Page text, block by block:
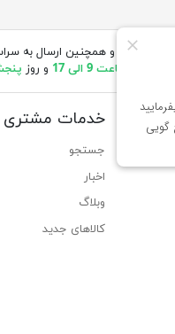
میباشد و همچنین ارسال به
از ساعت 9 الی 17 و روز
خدمات مشتری
جستجو
اخبار
وبلاگ
کالاهای جدید